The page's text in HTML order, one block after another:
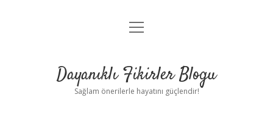
Anasayfa
Yasal Uyarı
menüyü
Dayanıklı Fikirler Blogu
Sağlam önerilerle hayatını güçlendir!